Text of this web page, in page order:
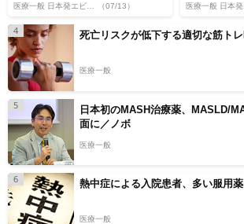
医療一般 日本発エビデンス （07/13）
4 死亡リスクが低下する適切な筋トレ
医療一般
5
日本初のMASH治療薬、MASLD/
面に／ノボ
医療一般
6 熱中症による入院患者、多い服用
医療一般